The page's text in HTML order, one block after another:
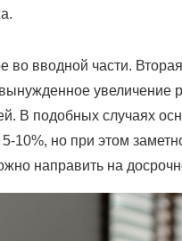
вводной части.
В подобных случаях
10%, но при этом
направить на